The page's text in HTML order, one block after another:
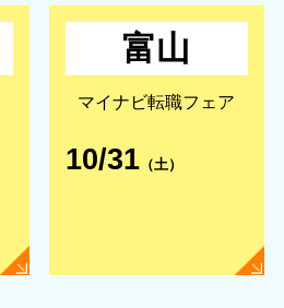
富山
マイナビ転職フェア
10/31（土）